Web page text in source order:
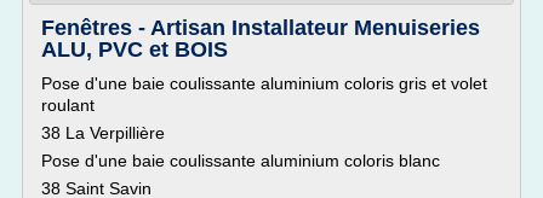
Fenêtres - Artisan Installateur Menuiseries
ALU, PVC et BOIS
Pose d'une baie coulissante aluminium coloris gris et volet
roulant
38 La Verpillière
Pose d'une baie coulissante aluminium coloris blanc
38 Saint Savin